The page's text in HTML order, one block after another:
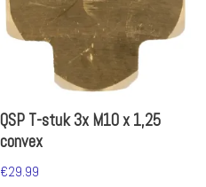
QSP T-stuk 3x M10 x 1,25
convex
€29.99